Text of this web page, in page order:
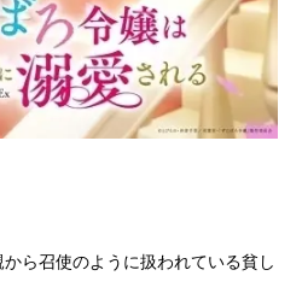
ら召使のように扱われている貧し